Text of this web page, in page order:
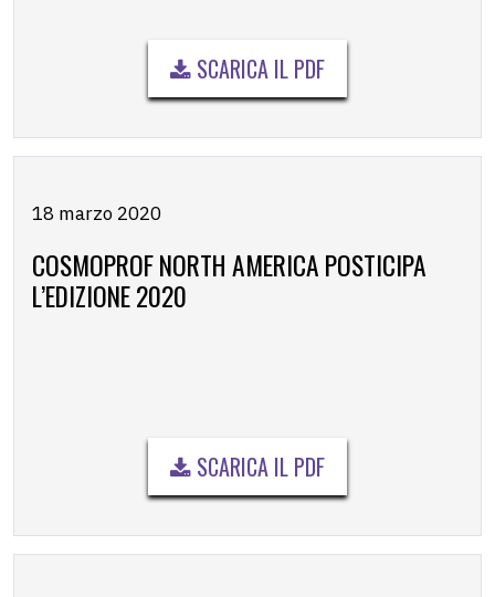
SCARICA IL PDF
18 marzo 2020
COSMOPROF NORTH AMERICA POSTICIPA
L’EDIZIONE 2020
SCARICA IL PDF